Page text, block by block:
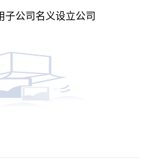
子公司名义设立公司